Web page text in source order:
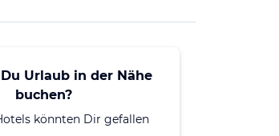
Urlaub in der Nähe
buchen?
könnten Dir gefallen